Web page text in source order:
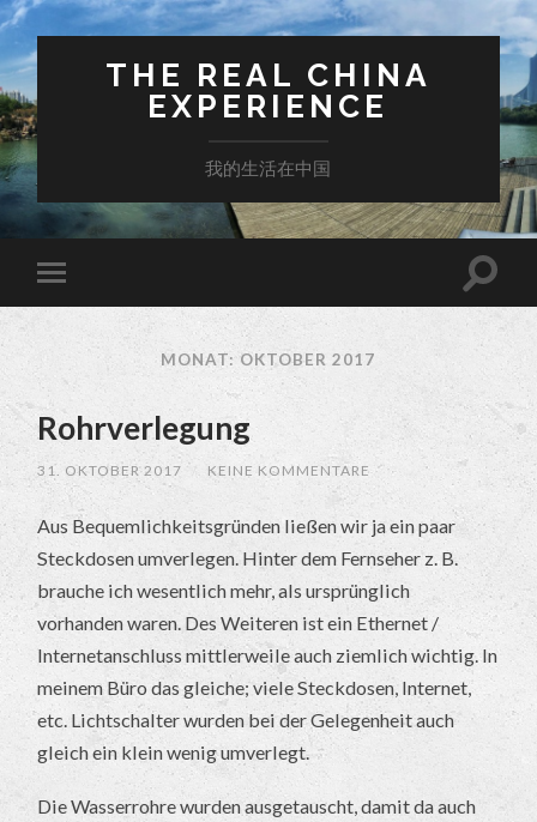
THE REAL CHINA
EXPERIENCE
我的生活在中国
MONAT: OKTOBER 2017
Rohrverlegung
31. OKTOBER 2017 KEINE KOMMENTARE
Aus Bequemlichkeitsgründen ließen wir ja ein paar
Steckdosen umverlegen. Hinter dem Fernseher z. B.
brauche ich wesentlich mehr, als ursprünglich
vorhanden waren. Des Weiteren ist ein Ethernet /
Internetanschluss mittlerweile auch ziemlich wichtig. In
meinem Büro das gleiche; viele Steckdosen, Internet,
etc. Lichtschalter wurden bei der Gelegenheit auch
gleich ein klein wenig umverlegt.
Die Wasserrohre wurden ausgetauscht, damit da auch